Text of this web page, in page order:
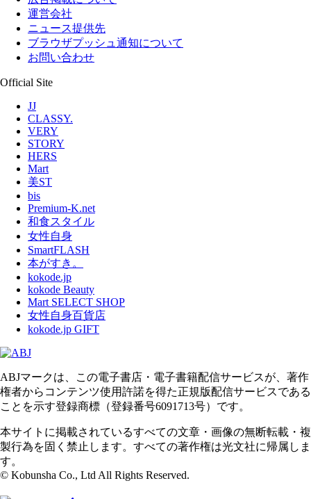
運営会社
ニュース提供先
ブラウザプッシュ通知について
お問い合わせ
Official Site
JJ
CLASSY.
VERY
STORY
HERS
Mart
美ST
bis
Premium-K.net
和食スタイル
女性自身
SmartFLASH
本がすき。
kokode.jp
kokode Beauty
Mart SELECT SHOP
女性自身百貨店
kokode.jp GIFT
ABJマークは、この電子書店・電子書籍配信サービスが、著作
権者からコンテンツ使用許諾を得た正規版配信サービスである
ことを示す登録商標（登録番号6091713号）です。
本サイトに掲載されているすべての文章・画像の無断転載・複
製行為を固く禁止します。すべての著作権は光文社に帰属しま
す。
© Kobunsha Co., Ltd All Rights Reserved.